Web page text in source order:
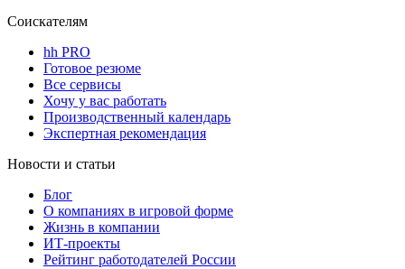
Соискателям
hh PRO
Готовое резюме
Все сервисы
Хочу у вас работать
Производственный календарь
Экспертная рекомендация
Новости и статьи
Блог
О компаниях в игровой форме
Жизнь в компании
ИТ-проекты
Рейтинг работодателей России